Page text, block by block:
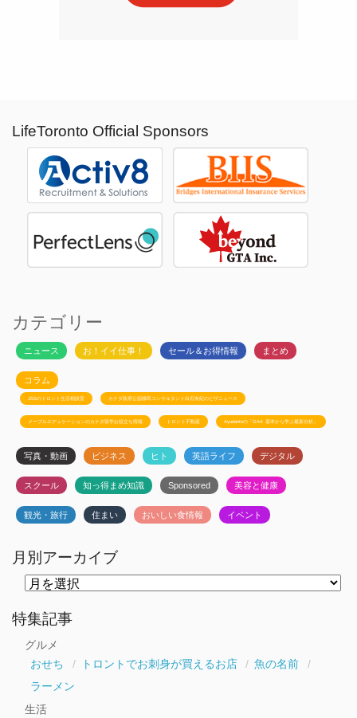
LifeToronto Official Sponsors
カテゴリー
ニュース お！イイ仕事！ セール＆お得情報 まとめ
コラム
JSSのトロント生活相談室 カナダ政府公認移民コンサルタント白石有紀のビザニュース
メープルエデュケーションのカナダ留学お役立ち情報 トロント不動産 Ayudanteの「GA4: 基本から学ぶ最新分析」
写真・動画 ビジネス ヒト 英語ライフ デジタル
スクール 知っ得まめ知識 Sponsored 美容と健康
観光・旅行 住まい おいしい食情報 イベント
月別アーカイブ
ー
カ
特集記事
グルメ
おせち
トロントでお刺身が買えるお店
魚の名前
ラーメン
生活